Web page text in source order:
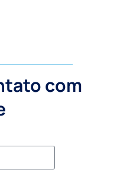
com